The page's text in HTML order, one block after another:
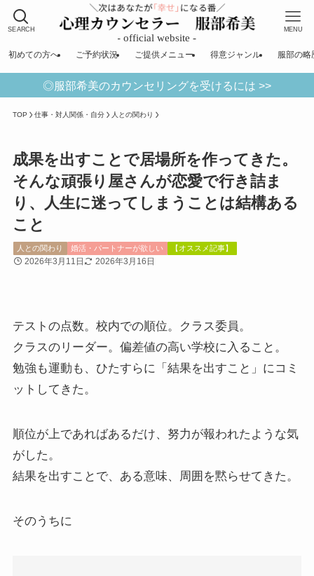
SEARCH MENU
初めての方へ ご予約状況 ご提供メニュー 得意ジャンル 服部の略
◎服部希美のカウンセリングを受けるには >>
TOP 仕事・対人関係・自分 人との関わり
成果を出すことで居場所を作ってきた。
そんな頑張り屋さんが恋愛で行き詰ま
り、人生に迷ってしまうことは結構ある
こと
人との関わり 婚活・パートナーが欲しい 【オススメ記事】
2026年3月11日 2026年3月16日
テストの点数。校内での順位。クラス委員。
クラスのリーダー。偏差値の高い学校に入ること。
勉強も運動も、ひたすらに「結果を出すこと」にコミ
ットしてきた。
順位が上であればあるだけ、努力が報われたような気
がした。
結果を出すことで、ある意味、周囲を黙らせてきた。
そのうちに